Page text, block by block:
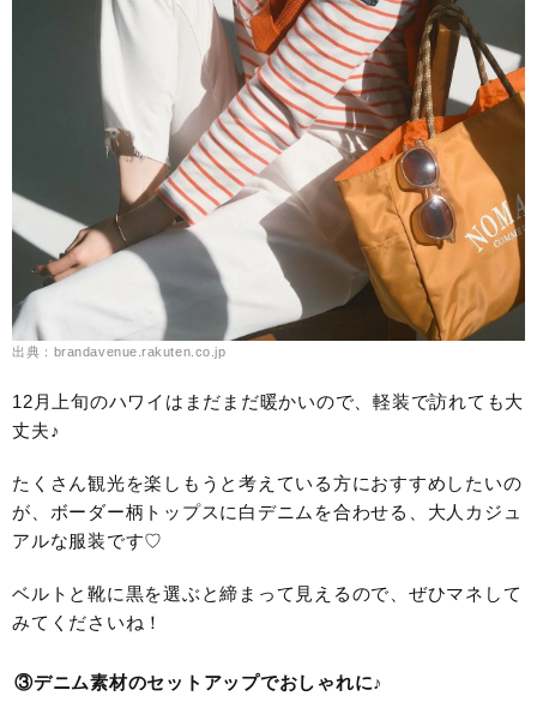
出典：brandavenue.rakuten.co.jp
12月上旬のハワイはまだまだ暖かいので、軽装で訪れても大
丈夫♪
たくさん観光を楽しもうと考えている方におすすめしたいの
が、ボーダー柄トップスに白デニムを合わせる、大人カジュ
アルな服装です♡
ベルトと靴に黒を選ぶと締まって見えるので、ぜひマネして
みてくださいね！
③デニム素材のセットアップでおしゃれに♪